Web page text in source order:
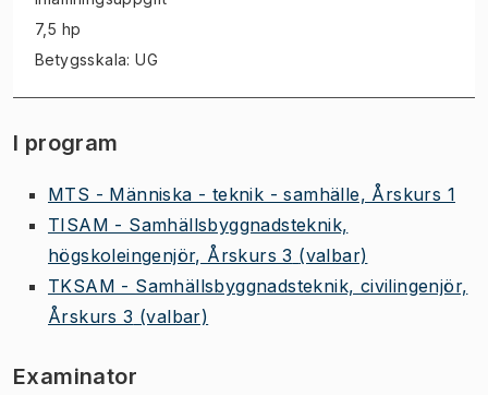
7,5 hp
Betygsskala: UG
I program
MTS - Människa - teknik - samhälle, Årskurs 1
TISAM - Samhällsbyggnadsteknik,
högskoleingenjör, Årskurs 3 (valbar)
TKSAM - Samhällsbyggnadsteknik, civilingenjör,
Årskurs 3 (valbar)
Examinator